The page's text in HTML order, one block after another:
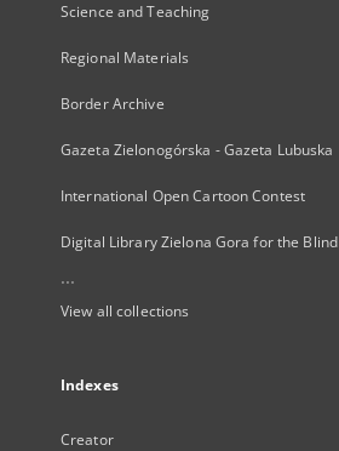
Science and Teaching
Regional Materials
Border Archive
Gazeta Zielonogórska - Gazeta Lubuska
International Open Cartoon Contest
Digital Library Zielona Gora for the Blind
...
View all collections
Indexes
Creator